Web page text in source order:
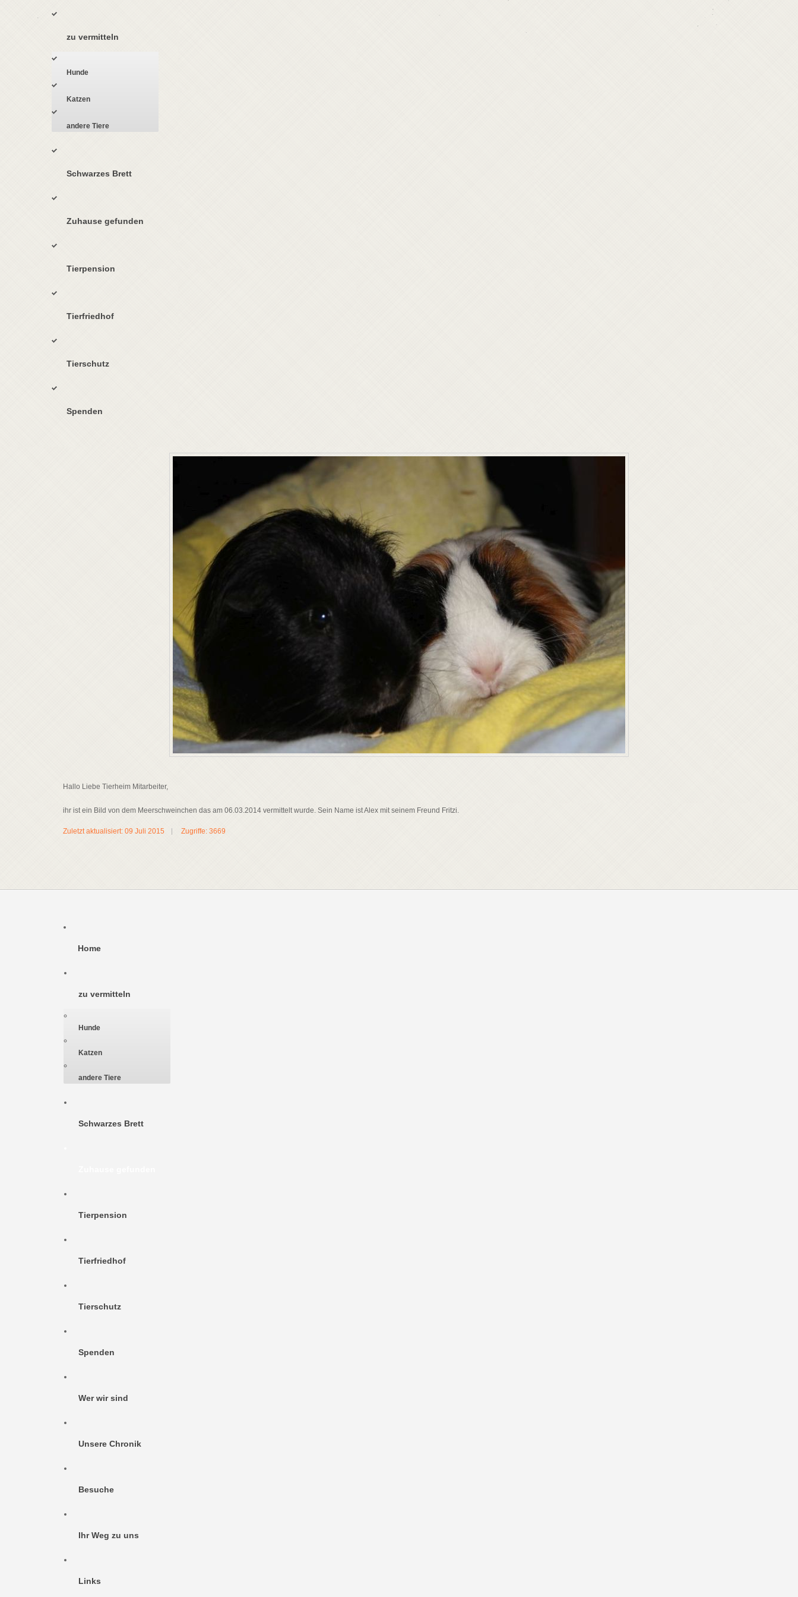
zu vermitteln
Hunde
Katzen
andere Tiere
Schwarzes Brett
Zuhause gefunden
Tierpension
Tierfriedhof
Tierschutz
Spenden
Hallo Liebe Tierheim Mitarbeiter,
ihr ist ein Bild von dem Meerschweinchen das am 06.03.2014 vermittelt wurde. Sein Name ist Alex mit seinem Freund Fritzi.
Zuletzt aktualisiert: 09 Juli 2015 Zugriffe: 3669
Home
zu vermitteln
Hunde
Katzen
andere Tiere
Schwarzes Brett
Tierpension
Tierfriedhof
Tierschutz
Spenden
Wer wir sind
Unsere Chronik
Besuche
Ihr Weg zu uns
Links